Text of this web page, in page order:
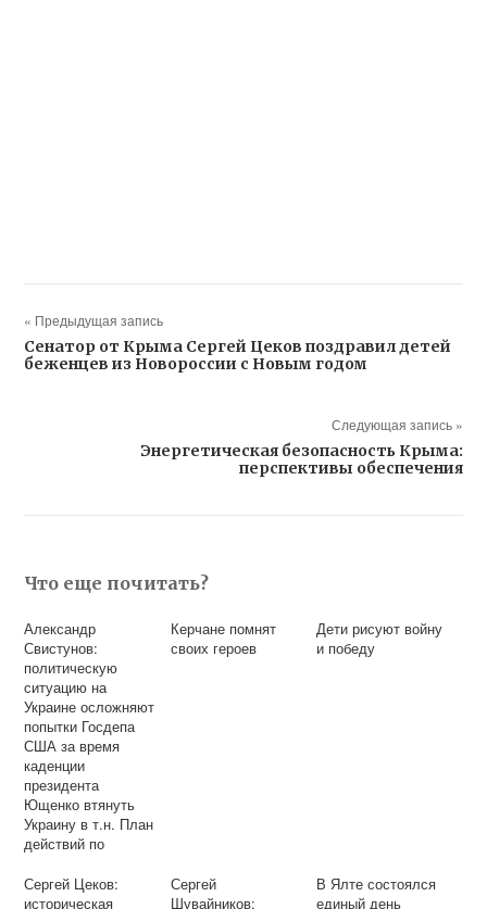
« Предыдущая запись
Cенатор от Крыма Сергей Цеков поздравил детей
беженцев из Новороссии с Новым годом
Следующая запись »
Энергетическая безопасность Крыма:
перспективы обеспечения
Что еще почитать?
Александр
Свистунов:
политическую
ситуацию на
Украине осложняют
попытки Госдепа
США за время
каденции
президента
Ющенко втянуть
Украину в т.н. План
действий по
Керчане помнят
своих героев
Дети рисуют войну
и победу
Сергей Цеков:
историческая
Сергей
Шувайников:
В Ялте состоялся
единый день